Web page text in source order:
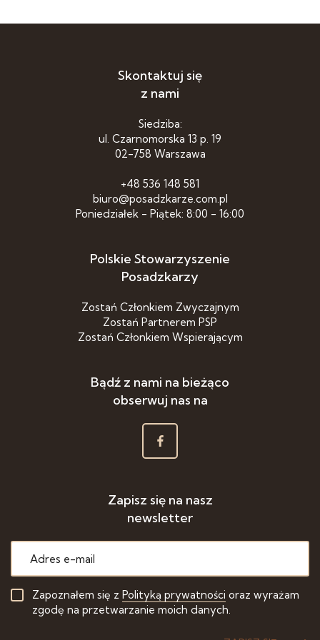
Skontaktuj się
z nami
Siedziba:
ul. Czarnomorska 13 p. 19
02-758 Warszawa
+48 536 148 581
biuro@posadzkarze.com.pl
Poniedziałek - Piątek: 8:00 - 16:00
Polskie Stowarzyszenie
Posadzkarzy
Zostań Członkiem Zwyczajnym
Zostań Partnerem PSP
Zostań Członkiem Wspierającym
Bądź z nami na bieżąco
obserwuj nas na
Zapisz się na nasz
newsletter
Zapoznałem się z Polityką prywatności oraz wyrażam
zgodę na przetwarzanie moich danych.